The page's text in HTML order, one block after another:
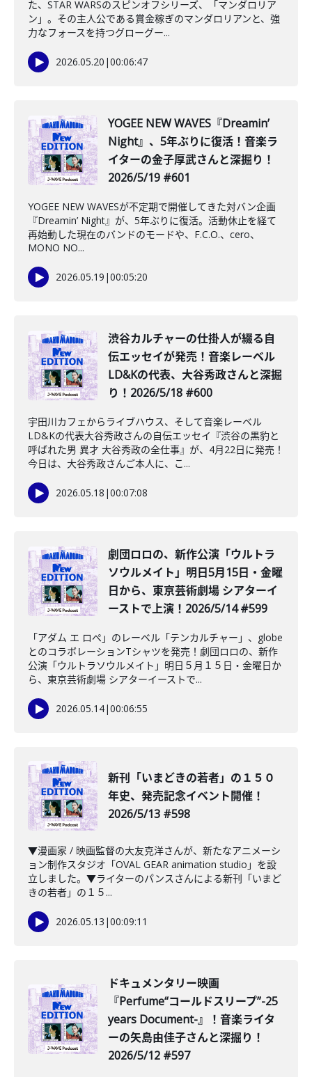
た、STAR WARSのスピンオフシリーズ、「マンダロリア
ン」。その主人公である賞金稼ぎのマンダロリアンと、強
力なフォースを持つグローグー...
2026.05.20 |00:06:47
️YOGEE NEW WAVES『Dreamin’
Night』、5年ぶりに復活！音楽ラ
イターの金子厚武さんと深掘り！
2026/5/19 #601
YOGEE NEW WAVESが不定期で開催してきた対バン企画
『Dreamin’ Night』が、5年ぶりに復活。活動休止を経て
再始動した現在のバンドのモードや、F.C.O.、cero、
MONO NO...
2026.05.19 |00:05:20
渋谷カルチャーの仕掛人が綴る自
伝エッセイが発売！音楽レーベル
LD&Kの代表、大谷秀政さんと深掘
り！2026/5/18 #600
宇田川カフェからライブハウス、そして音楽レーベル
LD&Kの代表大谷秀政さんの自伝エッセイ『渋谷の黒豹と
呼ばれた男 異才 大谷秀政の全仕事』が、4月22日に発売！
今日は、大谷秀政さんご本人に、こ...
2026.05.18 |00:07:08
劇団ロロの、新作公演「ウルトラ
ソウルメイト」明日5月15日・金曜
日から、東京芸術劇場 シアターイ
ーストで上演！2026/5/14 #599
「アダム エ ロぺ」のレーベル「テンカルチャー」、globe
とのコラボレーションTシャツを発売！劇団ロロの、新作
公演「ウルトラソウルメイト」明日５月１５日・金曜日か
ら、東京芸術劇場 シアターイーストで...
2026.05.14|00:06:55
新刊「いまどきの若者」の１５０
年史、発売記念イベント開催！
2026/5/13 #598
▼漫画家 / 映画監督の大友克洋さんが、新たなアニメーシ
ョン制作スタジオ「OVAL GEAR animation studio」を設
立しました。▼ライターのパンスさんによる新刊「いまど
きの若者」の１５...
2026.05.13 |00:09:11
️ドキュメンタリー映画
『Perfume“コールドスリープ”-25
years Document-』！音楽ライタ
ーの矢島由佳子さんと深掘り！
2026/5/12 #597